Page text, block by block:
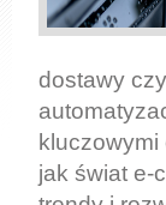
dostawy
jak świat e-